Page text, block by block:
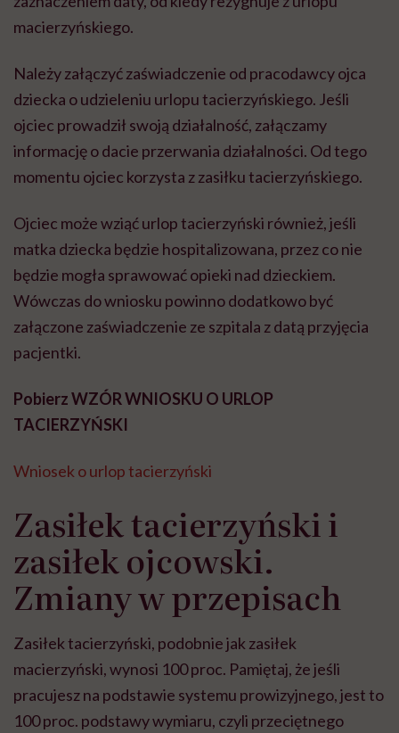
macierzyńskiego.
Należy załączyć zaświadczenie od pracodawcy ojca
dziecka o udzieleniu urlopu tacierzyńskiego. Jeśli
ojciec prowadził swoją działalność, załączamy
informację o dacie przerwania działalności. Od tego
momentu ojciec korzysta z zasiłku tacierzyńskiego.
Ojciec może wziąć urlop tacierzyński również, jeśli
matka dziecka będzie hospitalizowana, przez co nie
będzie mogła sprawować opieki nad dzieckiem.
Wówczas do wniosku powinno dodatkowo być
załączone zaświadczenie ze szpitala z datą przyjęcia
pacjentki.
Pobierz WZÓR WNIOSKU O URLOP
TACIERZYŃSKI
Wniosek o urlop tacierzyński
Zasiłek tacierzyński i
zasiłek ojcowski.
Zmiany w przepisach
Zasiłek tacierzyński, podobnie jak zasiłek
macierzyński, wynosi 100 proc. Pamiętaj, że jeśli
pracujesz na podstawie systemu prowizyjnego, jest to
100 proc. podstawy wymiaru, czyli przeciętnego